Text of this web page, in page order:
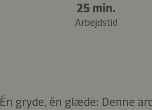
25 min.
Arbejdstid
Én gryde, én glæde: Denne